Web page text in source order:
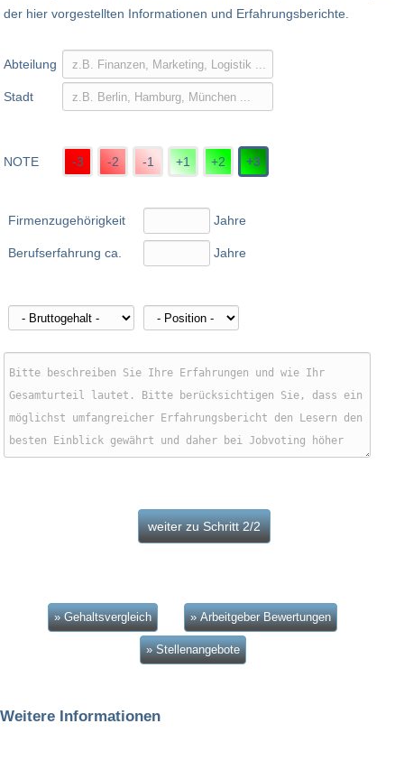
der hier vorgestellten Informationen und Erfahrungsberichte.
Abteilung
Stadt
NOTE -3 -2 -1 +1 +2 +3
Firmenzugehörigkeit
Berufserfahrung ca.
Jahre
Jahre
» Gehaltsvergleich » Arbeitgeber Bewertungen
» Stellenangebote
Weitere Informationen